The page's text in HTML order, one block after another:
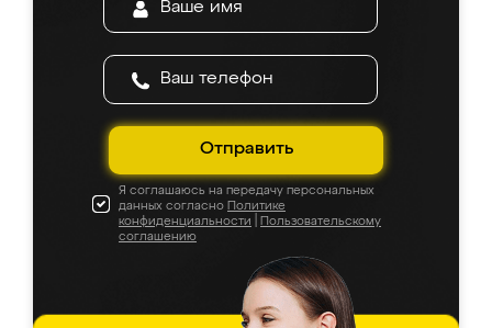
Отправить
Я соглашаюсь на передачу персональных
данных согласно Политике
конфиденциальности
Пользовательскому
соглашению